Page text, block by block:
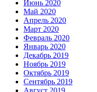
Июнь 2020
Май 2020
Апрель 2020
Март 2020
Февраль 2020
Январь 2020
Декабрь 2019
Ноябрь 2019
Октябрь 2019
Сентябрь 2019
Август 2019